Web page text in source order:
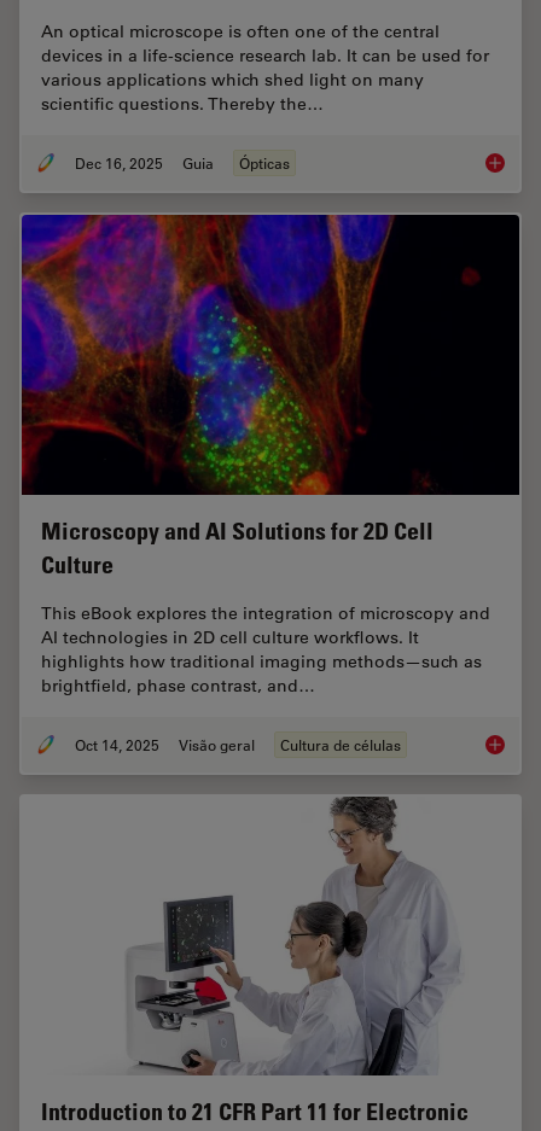
An optical microscope is often one of the central
devices in a life-science research lab. It can be used for
various applications which shed light on many
scientific questions. Thereby the…
Dec 16, 2025 Guia Ópticas Factors
Microscopy and AI Solutions for 2D Cell
Culture
This eBook explores the integration of microscopy and
AI technologies in 2D cell culture workflows. It
highlights how traditional imaging methods—such as
brightfield, phase contrast, and…
Oct 14, 2025 Visão geral Cultura de células
Introduction to 21 CFR Part 11 for Electronic